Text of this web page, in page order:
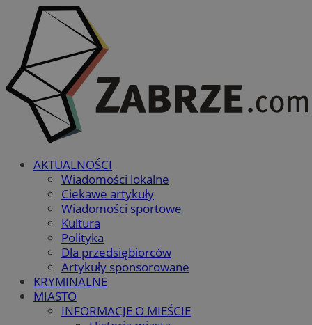
AKTUALNOŚCI
Wiadomości lokalne
Ciekawe artykuły
Wiadomości sportowe
Kultura
Polityka
Dla przedsiębiorców
Artykuły sponsorowane
KRYMINALNE
MIASTO
INFORMACJE O MIEŚCIE